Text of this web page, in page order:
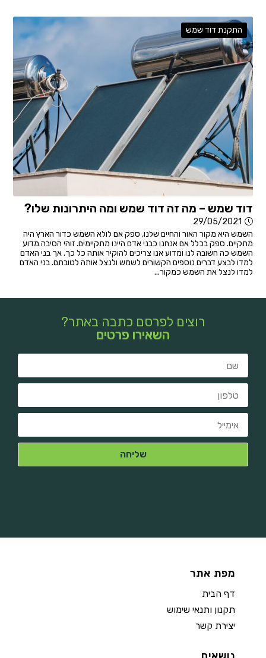
התקנת דוד שמש
דוד שמש – מה זה דוד שמש ומה היתרונות שלו?
29/05/2021
השמש היא מקור האור והחיים שלנו, ספק אם לולא השמש כדור הארץ היה
מתקיים. ספק בכלל אם אנחנו כבני אדם היינו מתקיימים. זוהי הסיבה מדוע
השמש כה חשובה לנו ומדוע אנו צריכים להוקיר אותה כל כך. אך בני האדם
למדו לבצע דברים נוספים הקשורים לשמש ולנצל אותה לטובתם. בני האדם
למדו לנצל את השמש כמקור...
רוצים לפרסם כתבה באתר?
השאירו פרטים
מפת אתר
דף הבית
תקנון ותנאי שימוש
יצירת קשר